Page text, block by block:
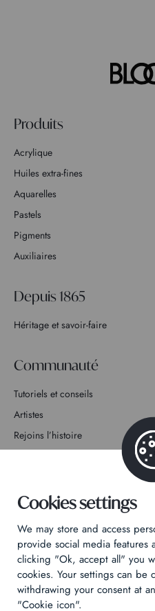
Produits
Acrylique
Huiles extra-fines
Aquarelles
Pastels
Pigments
Auxiliaires
Depuis 1865
Héritage et savoir-faire
Communauté
Tutoriels et conseils
Artistes
Rejoins l’histoire
Politique de confidentialité
Mentions légales
Technical & Legal informations
Cookies settings
We may store and access
provide social media features
clicking "Ok, accept all" you
cookies. Your settings can be
withdrawing your consent at
"Cookie icon".